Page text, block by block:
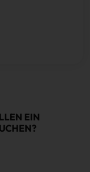
EIN